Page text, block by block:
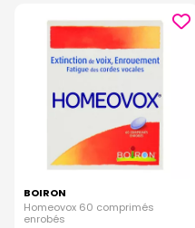
BOIRON
Homeovox 60 comprimés
enrobés